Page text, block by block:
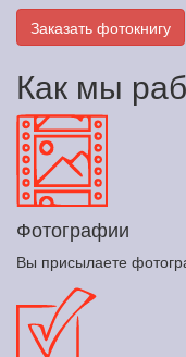
Заказать фотокнигу
Как мы
Фотографии
Вы присылаете